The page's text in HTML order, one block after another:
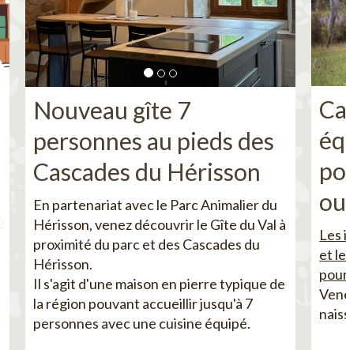
Nouveau gîte 7
personnes au pieds des
Cascades du Hérisson
En partenariat avec le Parc Animalier du
Hérisson, venez découvrir le Gîte du Val à
proximité du parc et des Cascades du
Hérisson.
Il s'agit d'une maison en pierre typique de
la région pouvant accueillir jusqu'à 7
personnes avec une cuisine équipé.
Les
et